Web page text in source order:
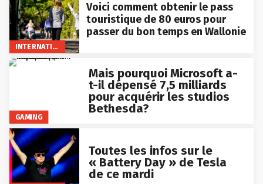
INTERNATIONAL
Voici comment obtenir le pass
touristique de 80 euros pour
passer du bon temps en Wallonie
GAMING
Mais pourquoi Microsoft a-
t-il dépensé 7,5 milliards
pour acquérir les studios
Bethesda?
Toutes les infos sur le
« Battery Day » de Tesla
de ce mardi